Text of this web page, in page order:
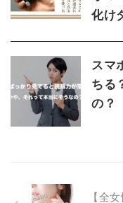
化け
スマ
ちる
の？
【全